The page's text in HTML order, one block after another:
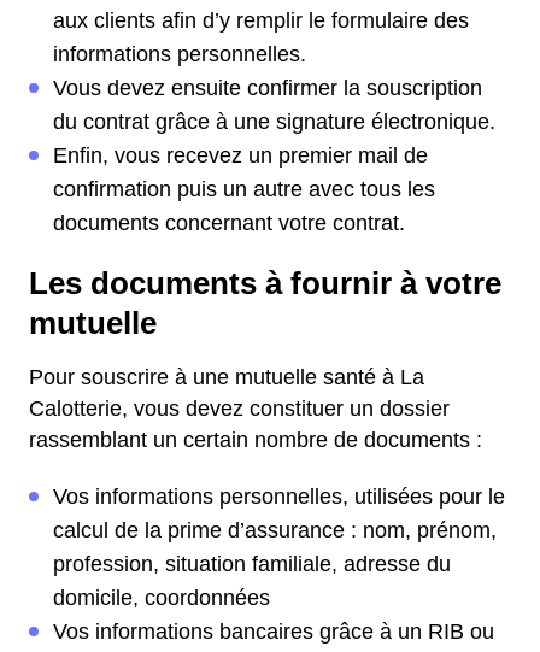
aux clients afin d’y remplir le formulaire des
informations personnelles.
Vous devez ensuite confirmer la souscription
du contrat grâce à une signature électronique.
Enfin, vous recevez un premier mail de
confirmation puis un autre avec tous les
documents concernant votre contrat.
Les documents à fournir à votre
mutuelle
Pour souscrire à une mutuelle santé à La
Calotterie, vous devez constituer un dossier
rassemblant un certain nombre de documents :
Vos informations personnelles, utilisées pour le
calcul de la prime d’assurance : nom, prénom,
profession, situation familiale, adresse du
domicile, coordonnées
Vos informations bancaires grâce à un RIB ou